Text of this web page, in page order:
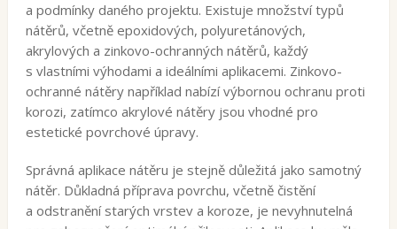
a podmínky daného projektu. Existuje množství typů
nátěrů, včetně epoxidových, polyuretánových,
akrylových a zinkovo-ochranných nátěrů, každý
s vlastními výhodami a ideálními aplikacemi. Zinkovo-
ochranné nátěry například nabízí výbornou ochranu proti
korozi, zatímco akrylové nátěry jsou vhodné pro
estetické povrchové úpravy.
Správná aplikace nátěru je stejně důležitá jako samotný
nátěr. Důkladná příprava povrchu, včetně čistění
a odstranění starých vrstev a koroze, je nevyhnutelná